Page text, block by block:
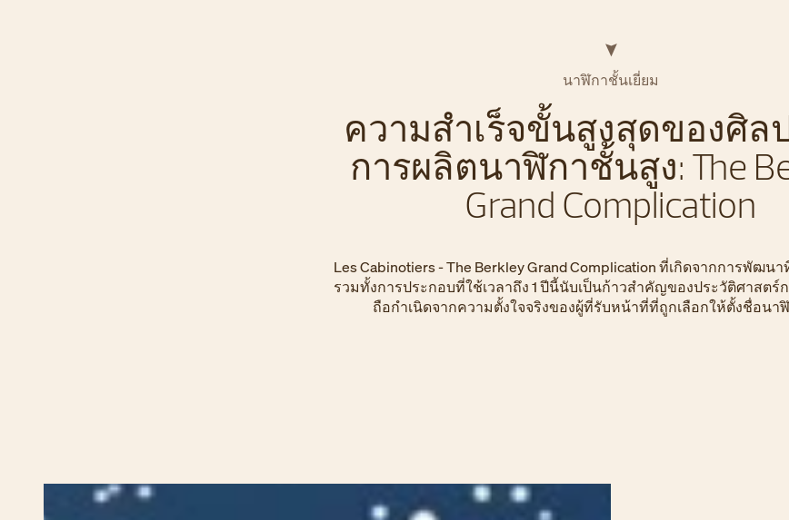
นาฬิกาชั้นเยี่ยม
ความสำเร็จขั้นสูงสุดของศิล
การผลิตนาฬิกาชั้นสูง: The
Grand Complication
Les Cabinotiers - The Berkley Grand Complication ที่เกิดจากการพัฒนา
รวมทั้งการประกอบที่ใช้เวลาถึง 1 ปีนี้นับเป็นก้าวสำคัญของประวัติศาสตร์
ถือกำเนิดจากความตั้งใจจริงของผู้ที่รับหน้าที่ที่ถูกเลือกให้ตั้งชื่อนา